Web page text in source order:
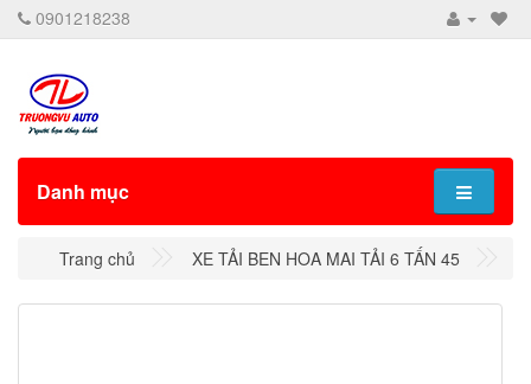
0901218238
Danh mục
Trang chủ XE TẢI BEN HOA MAI TẢI 6 TẤN 45